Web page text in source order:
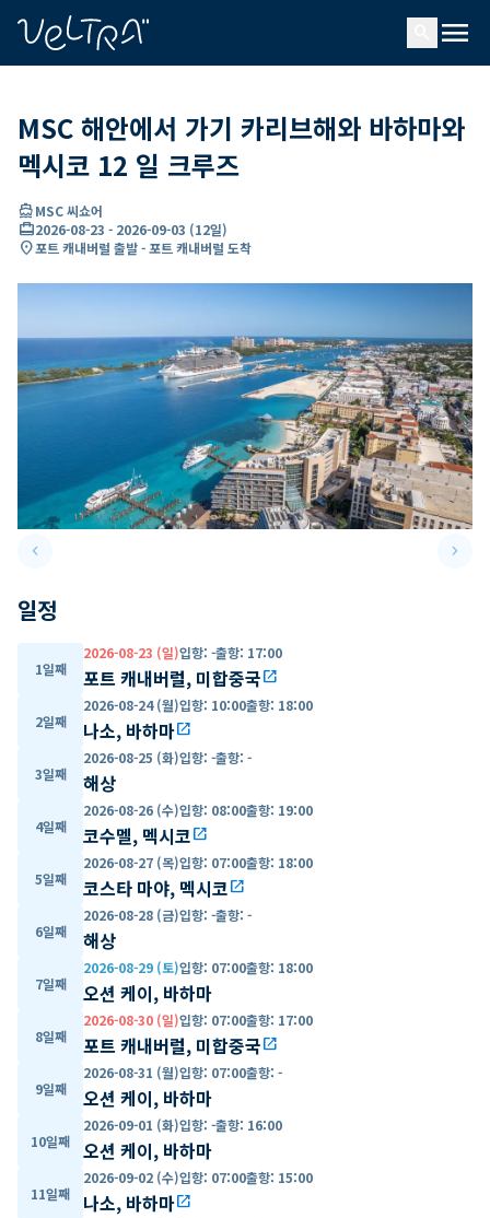
menu
MSC 해안에서 가기 카리브해와 바하마와
멕시코 12 일 크루즈
directions_boatMSC 씨쇼어
card_travel2026-08-23 - 2026-09-03 (12일)
location_on포트 캐내버럴 출발 - 포트 캐내버럴 도착
keyboard_arrow_leftPrevious slide keyboard_arrow_right
일정
1일째
2026-08-23 (일)입항: -출항: 17:00
포트 캐내버럴, 미합중국open_in_new
2일째
2026-08-24 (월)입항: 10:00출항: 18:00
나소, 바하마open_in_new
3일째
2026-08-25 (화)입항: -출항: -
해상
4일째
2026-08-26 (수)입항: 08:00출항: 19:00
코수멜, 멕시코open_in_new
5일째
2026-08-27 (목)입항: 07:00출항: 18:00
코스타 마야, 멕시코open_in_new
6일째
2026-08-28 (금)입항: -출항: -
해상
7일째
2026-08-29 (토)입항: 07:00출항: 18:00
오션 케이, 바하마
8일째
2026-08-30 (일)입항: 07:00출항: 17:00
포트 캐내버럴, 미합중국open_in_new
9일째
2026-08-31 (월)입항: 07:00출항: -
오션 케이, 바하마
10일째
2026-09-01 (화)입항: -출항: 16:00
오션 케이, 바하마
11일째
2026-09-02 (수)입항: 07:00출항: 15:00
나소, 바하마open_in_new